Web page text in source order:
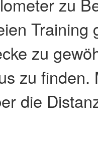
zu
Training
zu
zu
die